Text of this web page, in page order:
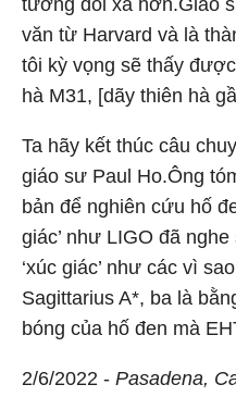
tương đối xa hơn.Giáo
văn từ Harvard và là
tôi kỳ vọng sẽ thấy
hà M31, [dãy thiên hà
Ta hãy kết thúc câu
giáo sư Paul Ho.Ông
bản để nghiên cứu hố
giác’ như LIGO đã
‘xúc giác’ như các vì
Sagittarius A*, ba là
bóng của hố đen mà
2/6/2022 - Pasadena,